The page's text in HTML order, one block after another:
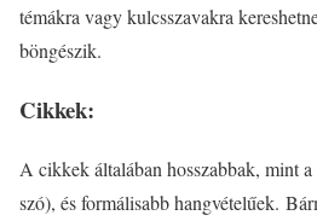
témákra vagy kulcsszavakra
böngészik.
Cikkek:
A cikkek általában hosszabbak, mint
szó), és formálisabb hangvételűek.